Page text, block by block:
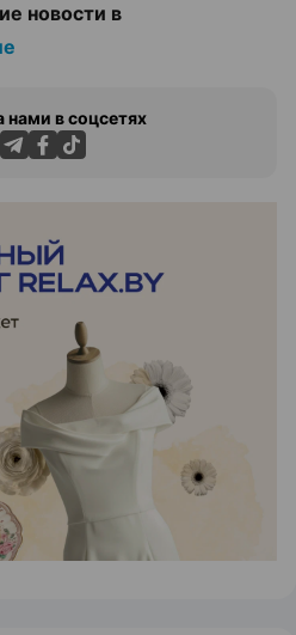
новости в
нами в соцсетях
РЕКЛАМА НА САЙТЕ